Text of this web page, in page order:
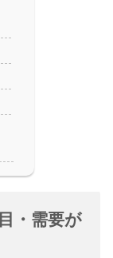
・需要が